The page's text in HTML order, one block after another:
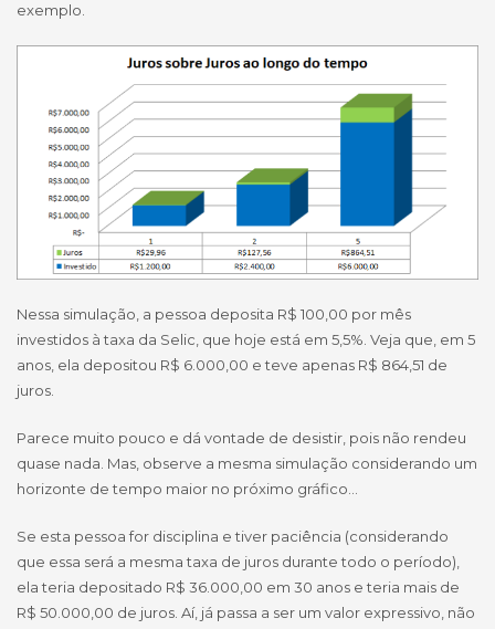
exemplo.
Nessa simulação, a pessoa deposita R$ 100,00 por mês
investidos à taxa da Selic, que hoje está em 5,5%. Veja que, em 5
anos, ela depositou R$ 6.000,00 e teve apenas R$ 864,51 de
juros.
Parece muito pouco e dá vontade de desistir, pois não rendeu
quase nada. Mas, observe a mesma simulação considerando um
horizonte de tempo maior no próximo gráfico…
Se esta pessoa for disciplina e tiver paciência (considerando
que essa será a mesma taxa de juros durante todo o período),
ela teria depositado R$ 36.000,00 em 30 anos e teria mais de
R$ 50.000,00 de juros. Aí, já passa a ser um valor expressivo, não